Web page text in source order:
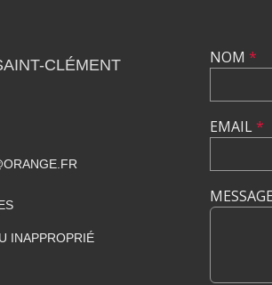
CLÉMENT
INAPPROPRIÉ
NOM *
EMAIL*
MESSAGE